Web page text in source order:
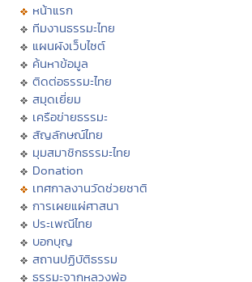
หน้าแรก
ทีมงานธรรมะไทย
แผนผังเว็บไซต์
ค้นหาข้อมูล
ติดต่อธรรมะไทย
สมุดเยี่ยม
เครือข่ายธรรมะ
สัญลักษณ์ไทย
มุมสมาชิกธรรมะไทย
Donation
เทศกาลงานวัดช่วยชาติ
การเผยแผ่ศาสนา
ประเพณีไทย
บอกบุญ
สถานปฏิบัติธรรม
ธรรมะจากหลวงพ่อ